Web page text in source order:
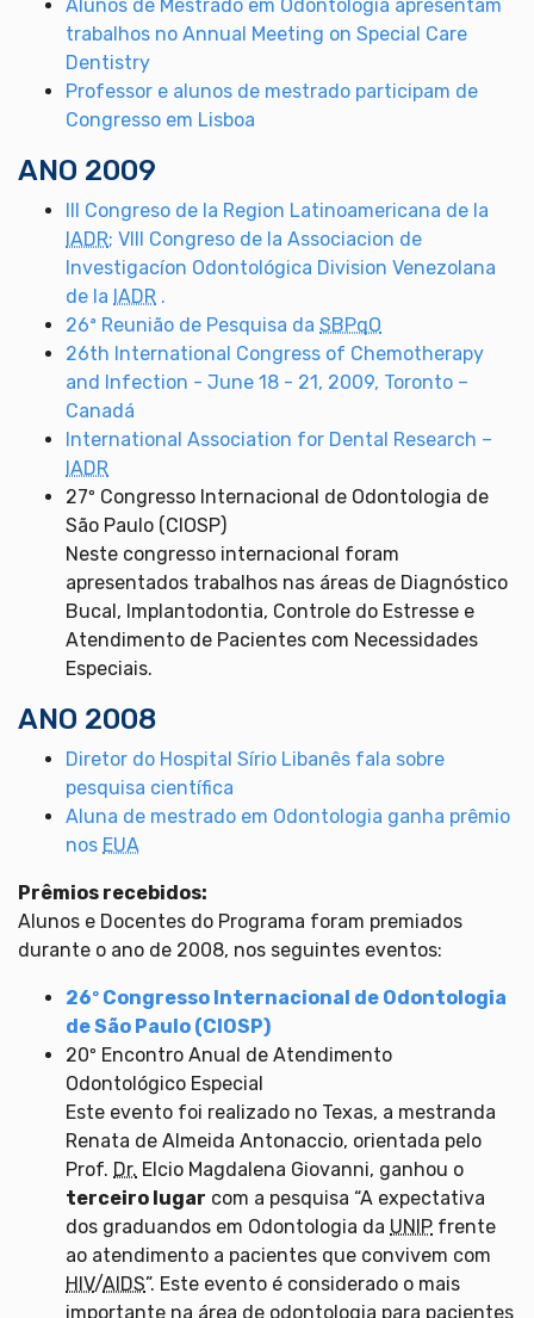
Alunos de Mestrado em Odontologia apresentam
trabalhos no Annual Meeting on Special Care
Dentistry
Professor e alunos de mestrado participam de
Congresso em Lisboa
ANO 2009
III Congreso de la Region Latinoamericana de la
IADR; VIII Congreso de la Associacion de
Investigacíon Odontológica Division Venezolana
de la IADR .
26ª Reunião de Pesquisa da SBPqO
26th International Congress of Chemotherapy
and Infection - June 18 - 21, 2009, Toronto –
Canadá
International Association for Dental Research –
IADR
27º Congresso Internacional de Odontologia de
São Paulo (CIOSP)
Neste congresso internacional foram
apresentados trabalhos nas áreas de Diagnóstico
Bucal, Implantodontia, Controle do Estresse e
Atendimento de Pacientes com Necessidades
Especiais.
ANO 2008
Diretor do Hospital Sírio Libanês fala sobre
pesquisa científica
Aluna de mestrado em Odontologia ganha prêmio
nos EUA
Prêmios recebidos:
Alunos e Docentes do Programa foram premiados
durante o ano de 2008, nos seguintes eventos:
26º Congresso Internacional de Odontologia
de São Paulo (CIOSP)
20º Encontro Anual de Atendimento
Odontológico Especial
Este evento foi realizado no Texas, a mestranda
Renata de Almeida Antonaccio, orientada pelo
Prof. Dr. Elcio Magdalena Giovanni, ganhou o
terceiro lugar com a pesquisa “A expectativa
dos graduandos em Odontologia da UNIP frente
ao atendimento a pacientes que convivem com
HIV/AIDS”. Este evento é considerado o mais
importante na área de odontologia para pacientes